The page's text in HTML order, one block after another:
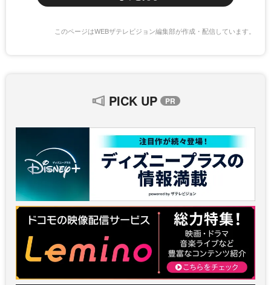
このページはWEBザテレビジョン編集部が作成・配信しています。
PICK UP